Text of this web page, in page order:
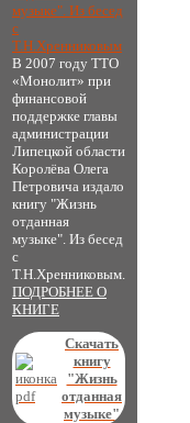
В 2007 году ТТО
«Монолит» при
финансовой
поддержке главы
администрации
Липецкой области
Королёва Олега
Петровича издало
книгу "Жизнь
отданная
музыке". Из бесед
с
Т.Н.Хренниковым.
ПОДРОБНЕЕ О
КНИГЕ
Скачать
книгу
"Жизнь
отданная
музыке"